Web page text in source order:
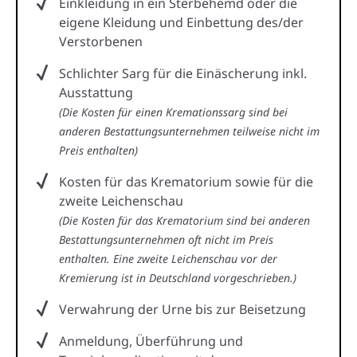
eigene Kleidung und Einbettung des/der
Verstorbenen
Schlichter Sarg für die Einäscherung inkl.
Ausstattung
(Die Kosten für einen Kremationssarg sind bei
anderen Bestattungsunternehmen teilweise nicht im
Preis enthalten)
Kosten für das Krematorium sowie für die
zweite Leichenschau
(Die Kosten für das Krematorium sind bei anderen
Bestattungsunternehmen oft nicht im Preis
enthalten. Eine zweite Leichenschau vor der
Kremierung ist in Deutschland vorgeschrieben.)
Verwahrung der Urne bis zur Beisetzung
Anmeldung, Überführung und